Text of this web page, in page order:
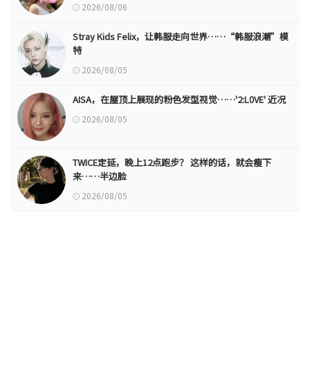
2026/08/06
Stray Kids Felix，让韩服走向世界……“韩服浪潮”模
特
2026/08/05
AISA，在屋顶上展现的粉色发型视觉……'2:L0VE' 近况
2026/08/05
TWICE定延，晚上12点跑步？ 这样的话，就会瘦下
来……半边脸
2026/08/05